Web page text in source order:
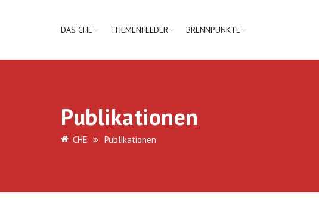
DAS CHE THEMENFELDER BRENNPUNKTE
Publikationen
CHE Publikationen